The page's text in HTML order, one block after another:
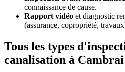
connaissance de cause.
Rapport vidéo et diagnostic
(assurance, copropriété,
Tous les types
canalisation à Cambrai